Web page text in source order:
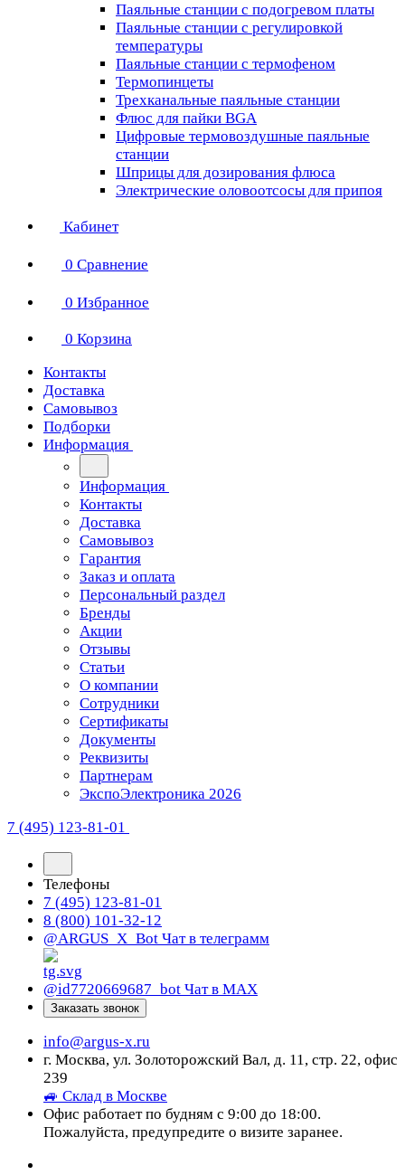
Паяльные станции с подогревом платы
Паяльные станции с регулировкой
температуры
Паяльные станции с термофеном
Термопинцеты
Трехканальные паяльные станции
Флюс для пайки BGA
Цифровые термовоздушные паяльные
станции
Шприцы для дозирования флюса
Электрические оловоотсосы для припоя
Кабинет
0 Сравнение
0 Избранное
0 Корзина
Контакты
Доставка
Самовывоз
Подборки
Информация
Информация
Контакты
Доставка
Самовывоз
Гарантия
Заказ и оплата
Персональный раздел
Бренды
Акции
Отзывы
Статьи
О компании
Сотрудники
Сертификаты
Документы
Реквизиты
Партнерам
ЭкспоЭлектроника 2026
7 (495) 123-81-01
Телефоны
7 (495) 123-81-01
8 (800) 101-32-12
@ARGUS_X_Bot Чат в телеграмм
@id7720669687_bot Чат в МАХ
Заказать звонок
info@argus-x.ru
г. Москва, ул. Золоторожский Вал, д. 11, стр. 22, офис
239
🚙 Склад в Москве
Офис работает по будням с 9:00 до 18:00.
Пожалуйста, предупредите о визите заранее.